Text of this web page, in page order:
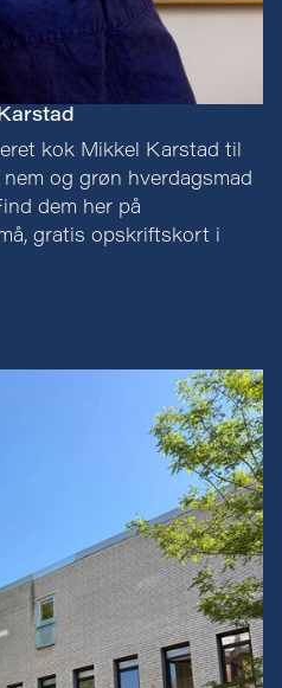
kok Mikkel Karstad til
og grøn hverdagsmad
dem her på
gratis opskriftskort i